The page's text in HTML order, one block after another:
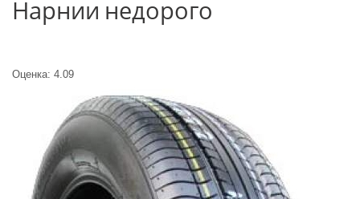
Нарнии недорого
Оценка: 4.09